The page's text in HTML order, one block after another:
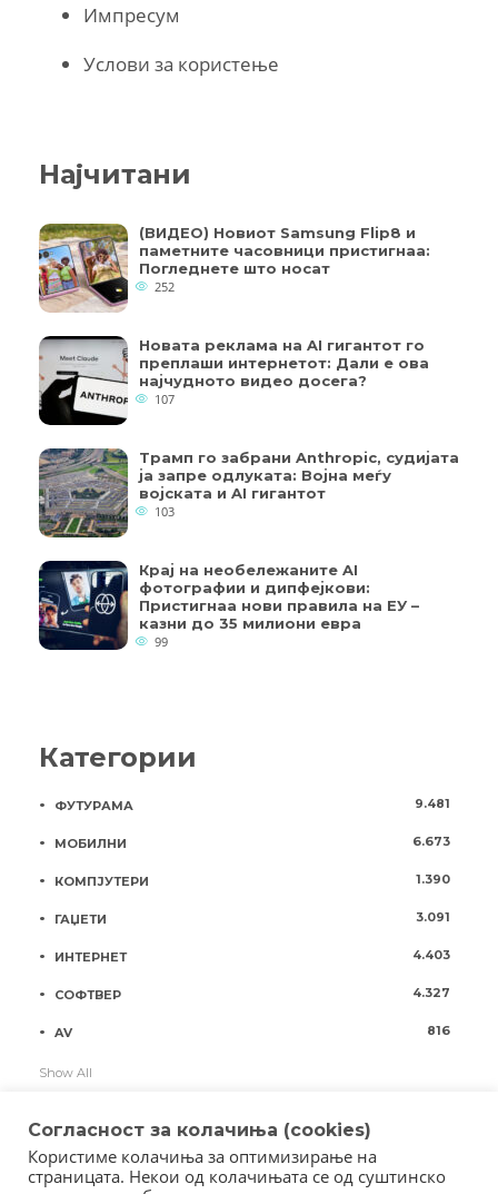
Импресум
Услови за користење
Најчитани
(ВИДЕО) Новиот Samsung Flip8 и
паметните часовници пристигнаа:
Погледнете што носат
252
Новата реклама на AI гигантот го
преплаши интернетот: Дали е ова
најчудното видео досега?
107
Трамп го забрани Anthropic, судијата
ја запре одлуката: Војна меѓу
војската и AI гигантот
103
Крај на необележаните AI
фотографии и дипфејкови:
Пристигнаа нови правила на ЕУ –
казни до 35 милиони евра
99
Категории
ФУТУРАМА 9.481
МОБИЛНИ 6.673
КОМПЈУТЕРИ 1.390
ГАЏЕТИ 3.091
ИНТЕРНЕТ 4.403
СОФТВЕР 4.327
AV 816
Show All
Согласност за колачиња (cookies)
Користиме колачиња за оптимизирање на
страницата. Некои од колачињата се од суштинско